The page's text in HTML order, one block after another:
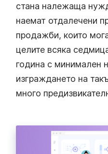
стана належаща
наемат отдалечени
продажби, които
целите всяка
година с минимален
изграждането на
много